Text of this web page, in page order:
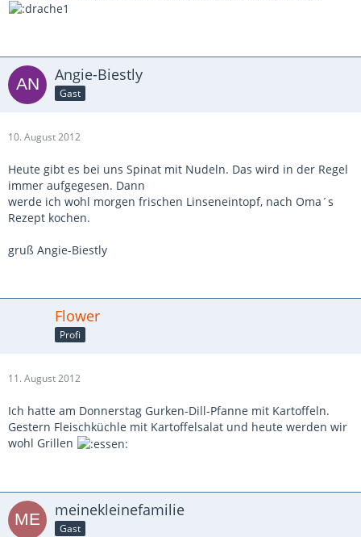
Angie-Biestly
Gast
10. August 2012
Heute gibt es bei uns Spinat mit Nudeln. Das wird in der Regel
immer aufgegesen. Dann
werde ich wohl morgen frischen Linseneintopf, nach Oma´s
Rezept kochen.
gruß Angie-Biestly
Flower
Profi
11. August 2012
Ich hatte am Donnerstag Gurken-Dill-Pfanne mit Kartoffeln.
Gestern Fleischküchle mit Kartoffelsalat und heute werden wir
wohl Grillen
meinekleinefamilie
Gast